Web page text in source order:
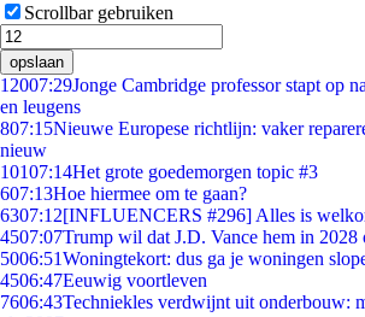
Scrollbar gebruiken
opslaan
12007:29Jonge Cambridge professor stapt op
en leugens
807:15Nieuwe Europese richtlijn: vaker
nieuw
10107:14Het grote goedemorgen topic #3
607:13Hoe hiermee om te gaan?
6307:12[INFLUENCERS #296] Alles is
4507:07Trump wil dat J.D. Vance hem in 2028
5006:51Woningtekort: dus ga je woningen
4506:47Eeuwig voortleven
7606:43Techniekles verdwijnt uit onderbouw: